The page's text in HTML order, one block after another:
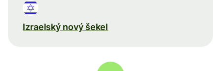
Izraelský nový šekel